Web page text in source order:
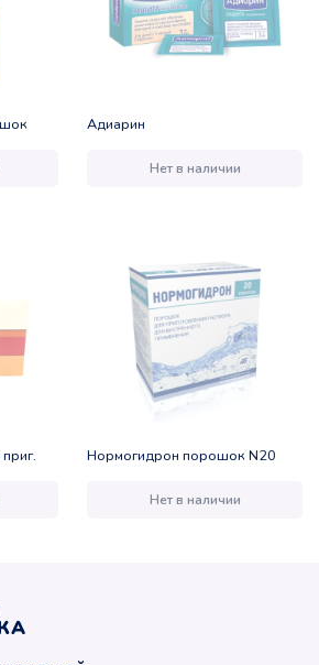
Адиарин
Нет в наличии
Нормогидрон порошок N20
Нет в наличии